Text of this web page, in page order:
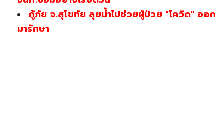
กู้ภัย จ.สุโขทัย ลุยน้ำไปช่วยผู้ป่วย "โควิด" ออก
มารักษา